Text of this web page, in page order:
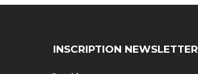
INSCRIPTION NEWSLETTER